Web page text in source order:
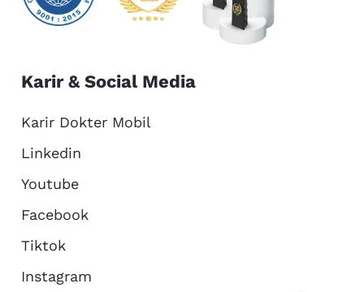
Karir & Social Media
Karir Dokter Mobil
Linkedin
Youtube
Facebook
Tiktok
Instagram